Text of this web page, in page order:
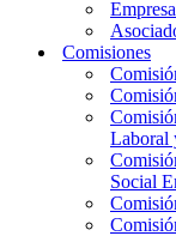
Comisiones
Laboral
Social